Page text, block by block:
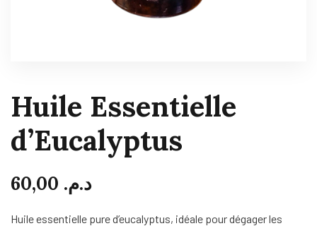
Huile Essentielle
d’Eucalyptus
د.م.
Huile essentielle pure d’eucalyptus, idéale pour dégager les